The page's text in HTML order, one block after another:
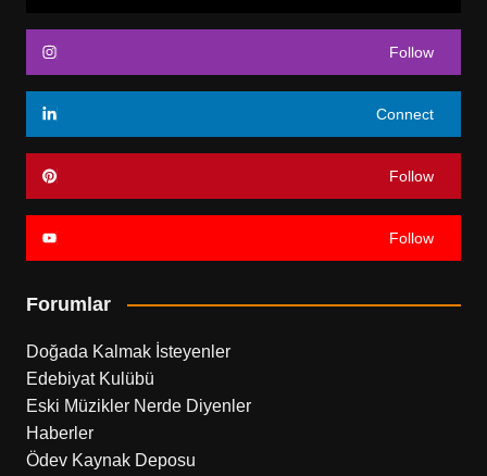
Follow
Connect
Follow
Follow
Forumlar
Doğada Kalmak İsteyenler
Edebiyat Kulübü
Eski Müzikler Nerde Diyenler
Haberler
Ödev Kaynak Deposu